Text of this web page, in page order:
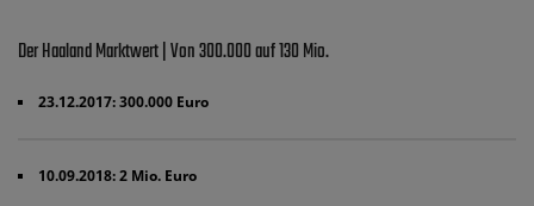
Der Haaland Marktwert | Von 300.000 auf 130 Mio.
23.12.2017: 300.000 Euro
10.09.2018: 2 Mio. Euro